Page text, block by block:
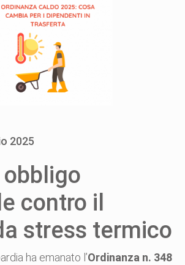
2025
contro il
stress termico
ha emanato l’Ordinanza n. 348